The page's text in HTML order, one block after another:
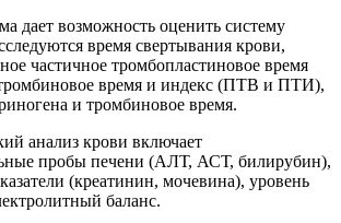
дает возможность оценить систему
время свертывания крови,
частичное тромбопластиновое время
время и индекс (ПТВ и ПТИ),
и тромбиновое время.
анализ крови включает
пробы печени (АЛТ, АСТ, билирубин),
(креатинин, мочевина), уровень
баланс.